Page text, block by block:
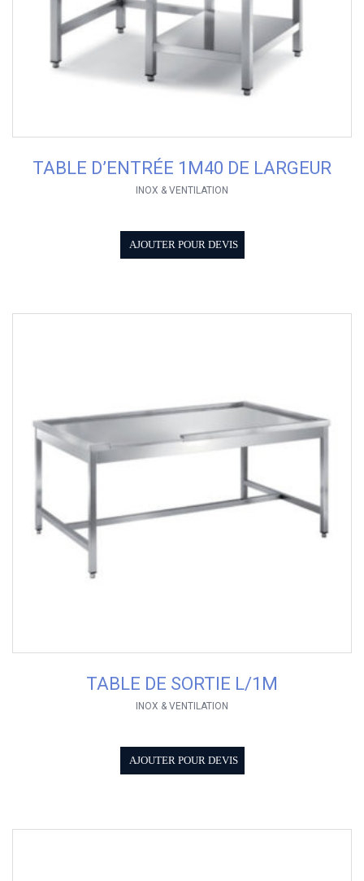
TABLE D’ENTRÉE 1M40 DE LARGEUR
INOX & VENTILATION
AJOUTER POUR DEVIS
TABLE DE SORTIE L/1M
INOX & VENTILATION
AJOUTER POUR DEVIS